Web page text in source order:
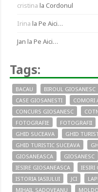
cristina la Cordonul
Irina la Pe Aici…
Jan la Pe Aici…
Tags:
BACAU BIROUL GIOSANESC
CASE GIOSANESTI
COMORI
CONCURS GIOSANESC
FOTOGRAFIE
FOTOGRAFII
GHID SUCEAVA
GHID
GHID TURISTIC SUCEAVA
GIOSANEASCA
GIOSANESC
IESIRE GIOSANEASCA
IESIRI
ISTORIA IASIULUI
JCI
MIHAIL SADOVEANU